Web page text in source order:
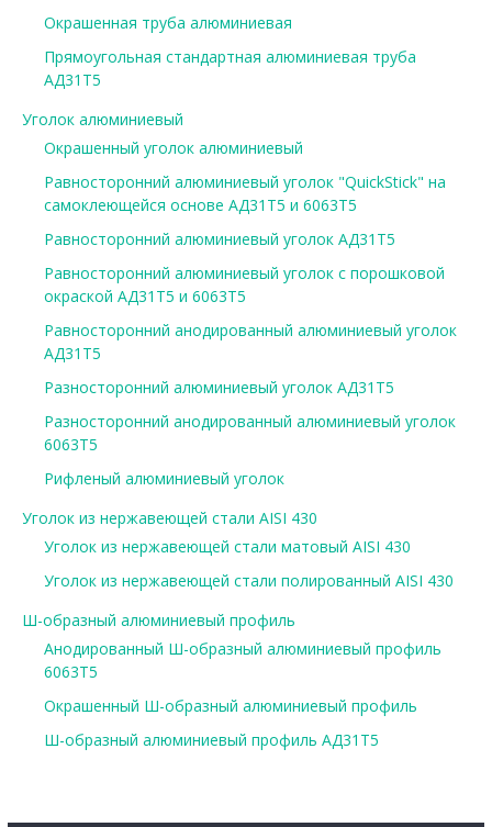
Окрашенная труба алюминиевая
Прямоугольная стандартная алюминиевая труба
АД31Т5
Уголок алюминиевый
Окрашенный уголок алюминиевый
Равносторонний алюминиевый уголок "QuickStick" на
самоклеющейся основе АД31Т5 и 6063Т5
Равносторонний алюминиевый уголок АД31Т5
Равносторонний алюминиевый уголок с порошковой
окраской АД31Т5 и 6063Т5
Равносторонний анодированный алюминиевый уголок
АД31Т5
Разносторонний алюминиевый уголок АД31Т5
Разносторонний анодированный алюминиевый уголок
6063Т5
Рифленый алюминиевый уголок
Уголок из нержавеющей стали AISI 430
Уголок из нержавеющей стали матовый AISI 430
Уголок из нержавеющей стали полированный AISI 430
Ш-образный алюминиевый профиль
Анодированный Ш-образный алюминиевый профиль
6063Т5
Окрашенный Ш-образный алюминиевый профиль
Ш-образный алюминиевый профиль АД31Т5